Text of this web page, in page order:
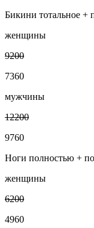
Бикини тотальное
женщины
9200
7360
мужчины
12200
9760
Ноги полностью +
женщины
6200
4960